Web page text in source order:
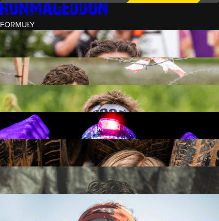
FORMUŁY
INTRO (¼)
15 PRZESZKÓD
3 KM+
REKRUT (½)
30 PRZESZKÓD
6 KM+
RUNMAGEDDON
50 PRZESZKÓD
12 KM+
NOCNY REKRUT (½)
30 PRZESZKÓD
6 KM+
INTRO U-16
15 PRZESZKÓD
3 KM+
RUNMAGEDDON HARDCORE
70 PRZESZKÓD
21 KM+
42 KM+